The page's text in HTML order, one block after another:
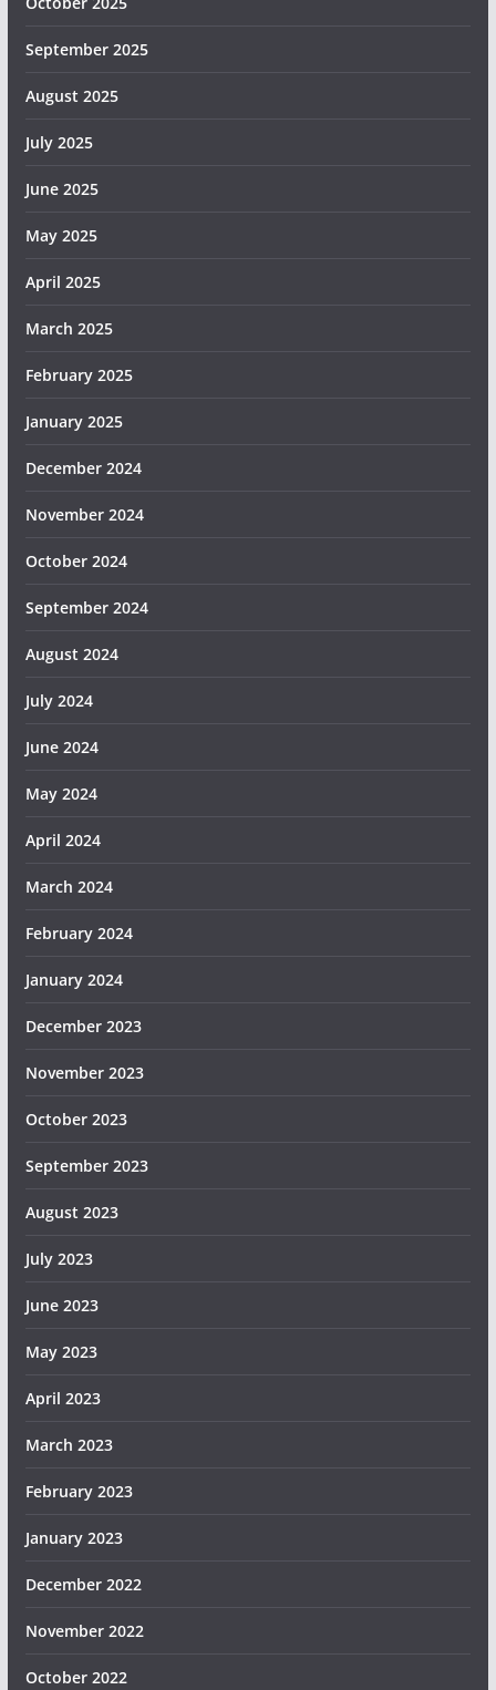
September 2025
August 2025
July 2025
June 2025
May 2025
April 2025
March 2025
February 2025
January 2025
December 2024
November 2024
October 2024
September 2024
August 2024
July 2024
June 2024
May 2024
April 2024
March 2024
February 2024
January 2024
December 2023
November 2023
October 2023
September 2023
August 2023
July 2023
June 2023
May 2023
April 2023
March 2023
February 2023
January 2023
December 2022
November 2022
October 2022